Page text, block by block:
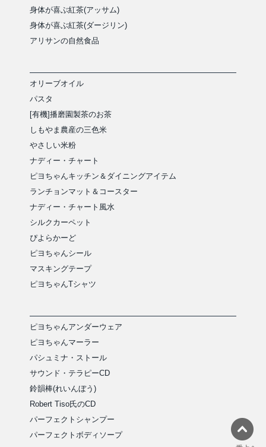
身体が喜ぶ紅茶(アッサム)
身体が喜ぶ紅茶(ダージリン)
アリサンの自然食品
オリーブオイル
パスタ
[有機]播磨園製茶のお茶
しもやま農産の三色米
やさしい米粉
ナディー・チャート
ピヨちゃんキッチン＆ダイニングアイテム
ランチョンマット＆コースター
ナディー・チャート風水
シルクカーペット
ぴよらかーど
ピヨちゃんシール
マスキングテープ
ピヨちゃんTシャツ
ピヨちゃんアンダーウェア
ピヨちゃんマーラー
パシュミナ・ストール
サウンド・テラピーCD
鈴韻棒(れいんぼう)
Robert Tiso氏のCD
パーフェクトシャンプー
パーフェクトボディソープ